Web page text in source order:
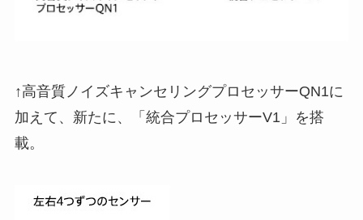
↑高音質ノイズキャンセリングプロセッサーQN1に
加えて、新たに、「統合プロセッサーV1」を搭
載。